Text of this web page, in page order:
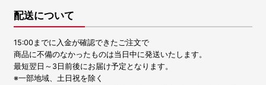
配送について
15:00までに入金が確認できたご注文で
商品に不備のなかったものは当日中に発送いたします。
最短翌日～3日前後にお届け予定となります。
※一部地域、土日祝を除く